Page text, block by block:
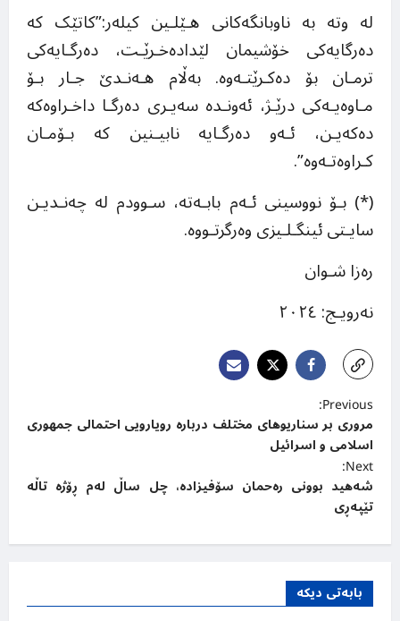
لە وتە بە ناوبانگەکانی هـێلـین کیلەر:”کاتێک کە
دەرگایەکی خۆشیمان لێدادەخـرێـت، دەرگـایەکی
ترمـان بۆ دەکـرێتـەوە. بەڵام هـەنـدێ جـار بـۆ
مـاوەیـەکی درێـژ، ئەونـدە سەیـری دەرگـا داخـراوەکە
دەکەیـن، ئـەو دەرگـایە نابیـنین کە بـۆمـان
کـراوەتـەوە”.
(*) بـۆ نووسینی ئـەم بابـەتە، سـوودم لە چەنـدیـن
سایـتی ئینگـلـیزی وەرگرتـووە.
رەزا شـوان
نەرویـج: ٢٠٢٤
P
o
s
t
n
a
v
i
Previous:
مروری بر سناریوهای مختلف درباره رویارویی احتمالی جمهوری
اسلامی و اسرائیل
Next:
شەهید بوونی رەحمان سۆفیزادە، چل ساڵ لەم ڕۆژە تاڵە
تێپەڕی
بابەتی دیکە